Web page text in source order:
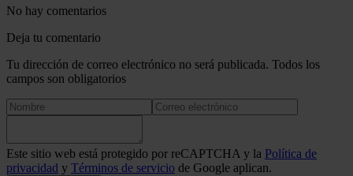
No hay comentarios
Deja tu comentario
Tu dirección de correo electrónico no será publicada. Todos los
campos son obligatorios
Este sitio web está protegido por reCAPTCHA y la Política de
privacidad y Términos de servicio de Google aplican.